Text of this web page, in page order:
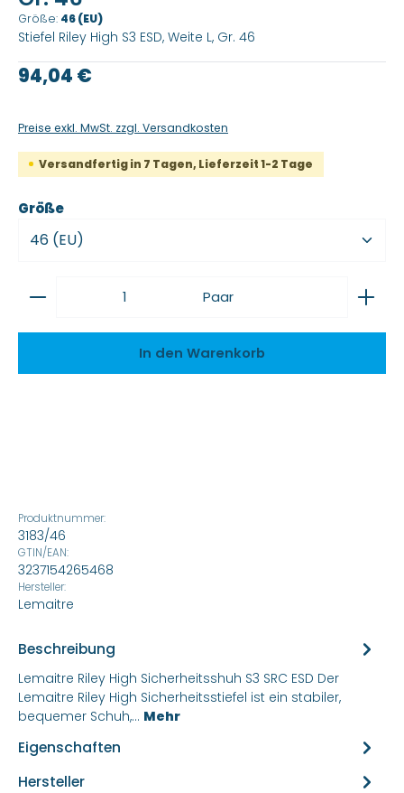
Größe: 46 (EU)
Stiefel Riley High S3 ESD, Weite L, Gr. 46
Regulärer Preis:
94,04 €
Preise exkl. MwSt. zzgl. Versandkosten
Versandfertig in 7 Tagen, Lieferzeit 1-2 Tage
Größeauswählen
Produkt Anzahl: Gib den gewünschten Wert
Paar
In den Warenkorb
Produktnummer:
3183/46
GTIN/EAN:
3237154265468
Hersteller:
Lemaitre
Beschreibung
Lemaitre Riley High Sicherheitsshuh S3 SRC ESD Der
Lemaitre Riley High Sicherheitsstiefel ist ein stabiler,
bequemer Schuh,… Mehr
Eigenschaften
Hersteller